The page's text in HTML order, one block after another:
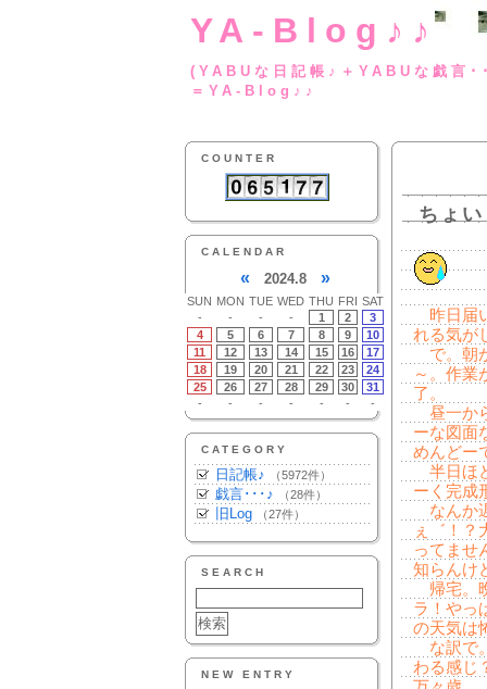
YA-Blog♪♪
(YABUな日記帳♪
＝YA-Blog♪♪
COUNTER
CALENDAR
« 2024.8 »
SUN MON TUE WED THU FRI SAT
-
- - - 1 2
3
4
5 6 7 8 9
10
11
12 13 14 15 16
17
18
19 20 21 22 23
24
25
26 27 28 29 30
31
-
- - - - - -
CATEGORY
日記帳♪ （5972件）
戯言･･･♪ （28件）
旧Log （27件）
SEARCH
NEW ENTRY
ちょ
昨日届
れる気が
で。朝
～。作業
了。
昼一か
ーな図面
めんどー
半日ほ
ーく完成
なんか
ぇ゛！？
ってませ
知らんけ
帰宅。
ラ！やっ
の天気は
な訳で
わる感じ